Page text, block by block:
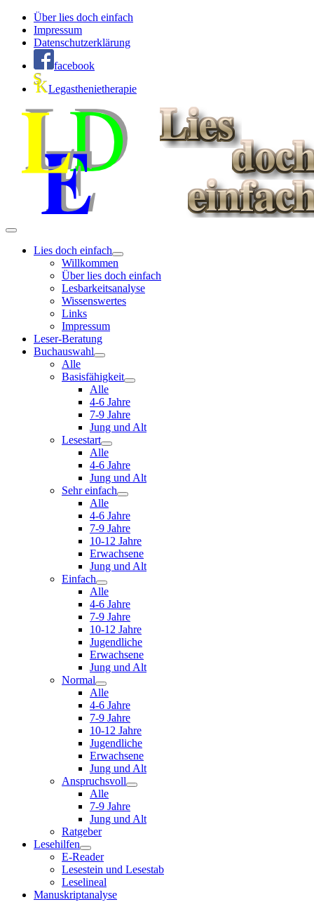
Über lies doch einfach
Impressum
Datenschutzerklärung
facebook
Legasthenietherapie
Lies doch einfach
Willkommen
Über lies doch einfach
Lesbarkeitsanalyse
Wissenswertes
Links
Impressum
Leser-Beratung
Buchauswahl
Alle
Basisfähigkeit
Alle
4-6 Jahre
7-9 Jahre
Jung und Alt
Lesestart
Alle
4-6 Jahre
Jung und Alt
Sehr einfach
Alle
4-6 Jahre
7-9 Jahre
10-12 Jahre
Erwachsene
Jung und Alt
Einfach
Alle
4-6 Jahre
7-9 Jahre
10-12 Jahre
Jugendliche
Erwachsene
Jung und Alt
Normal
Alle
4-6 Jahre
7-9 Jahre
10-12 Jahre
Jugendliche
Erwachsene
Jung und Alt
Anspruchsvoll
Alle
7-9 Jahre
Jung und Alt
Ratgeber
Lesehilfen
E-Reader
Lesestein und Lesestab
Leselineal
Manuskriptanalyse